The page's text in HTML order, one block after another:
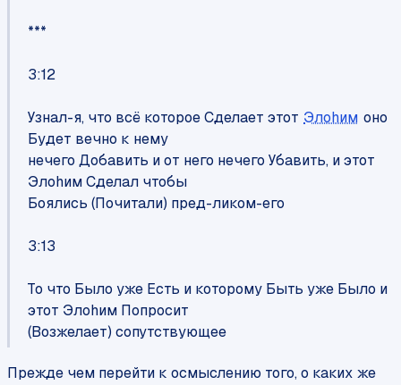
***
3:12
Узнал-я, что всё которое Сделает этот Элоhим оно
Будет вечно к нему
нечего Добавить и от него нечего Убавить, и этот
Элоhим Сделал чтобы
Боялись (Почитали) пред-ликом-его
3:13
То что Было уже Есть и которому Быть уже Было и
этот Элоhим Попросит
(Возжелает) сопутствующее
Прежде чем перейти к осмыслению того, о каких же